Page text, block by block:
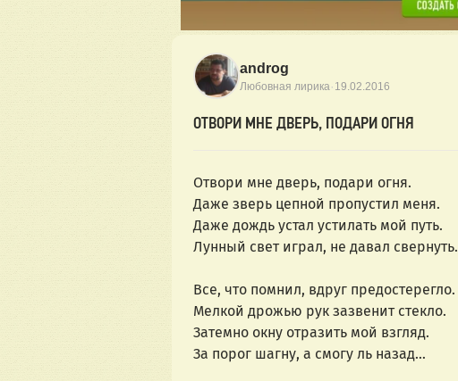
androg
Любовная лирика· 19.02.2016
ОТВОРИ МНЕ ДВЕРЬ, ПОДАРИ ОГНЯ
Отвори мне дверь, подари огня.
Даже зверь цепной пропустил меня.
Даже дождь устал устилать мой путь.
Лунный свет играл, не давал свернуть.
Все, что помнил, вдруг предостерегло.
Мелкой дрожью рук зазвенит стекло.
Затемно окну отразить мой взгляд.
За порог шагну, а смогу ль назад…